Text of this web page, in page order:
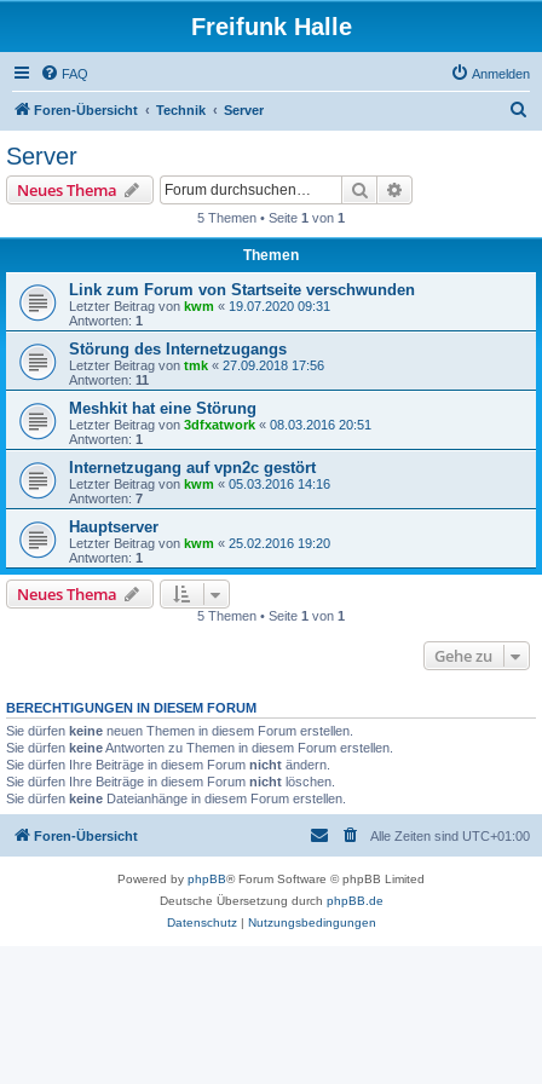
Freifunk Halle
FAQ Anmelden
Foren-Übersicht Technik Server
Server
Neues Thema Suche
5 Themen • Seite 1 von 1
Themen
Link zum Forum von Startseite verschwunden
Letzter Beitrag von kwm « 19.07.2020 09:31
Antworten: 1
Störung des Internetzugangs
Letzter Beitrag von tmk « 27.09.2018 17:56
Antworten: 11
Meshkit hat eine Störung
Letzter Beitrag von 3dfxatwork « 08.03.2016 20:51
Antworten: 1
Internetzugang auf vpn2c gestört
Letzter Beitrag von kwm « 05.03.2016 14:16
Antworten: 7
Hauptserver
Letzter Beitrag von kwm « 25.02.2016 19:20
Antworten: 1
Neues Thema
5 Themen • Seite 1 von 1
Gehe zu
BERECHTIGUNGEN IN DIESEM FORUM
Sie dürfen keine neuen Themen in diesem Forum erstellen.
Sie dürfen keineAntworten zu Themen in diesem Forum erstellen.
Sie dürfen Ihre Beiträge in diesem Forum nicht ändern.
Sie dürfen Ihre Beiträge in diesem Forum nicht löschen.
Sie dürfen keine Dateianhänge in diesem Forum erstellen.
Foren-Übersicht Alle Zeiten sind UTC+01:00
Powered by phpBB® Forum Software © phpBB Limited
Deutsche Übersetzung durch phpBB.de
Datenschutz| Nutzungsbedingungen